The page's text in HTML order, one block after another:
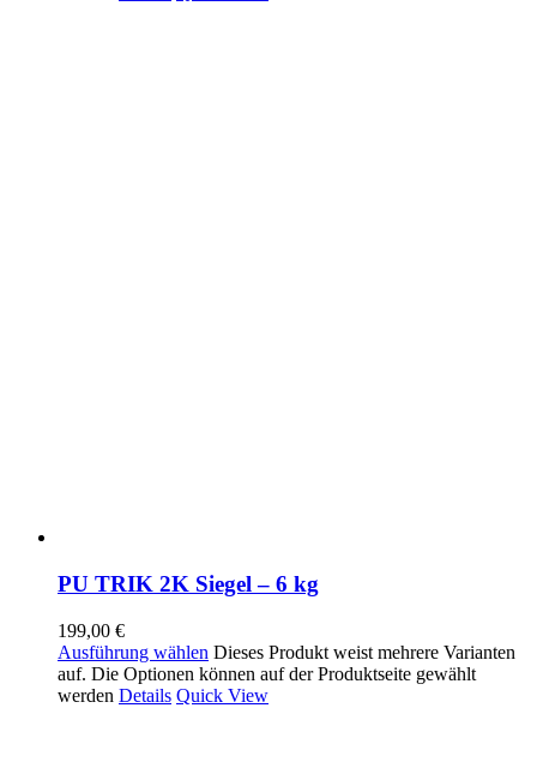
PU TRIK 2K Siegel – 6 kg
199,00 €
Ausführung wählen Dieses Produkt weist mehrere Varianten
auf. Die Optionen können auf der Produktseite gewählt
werden Details Quick View